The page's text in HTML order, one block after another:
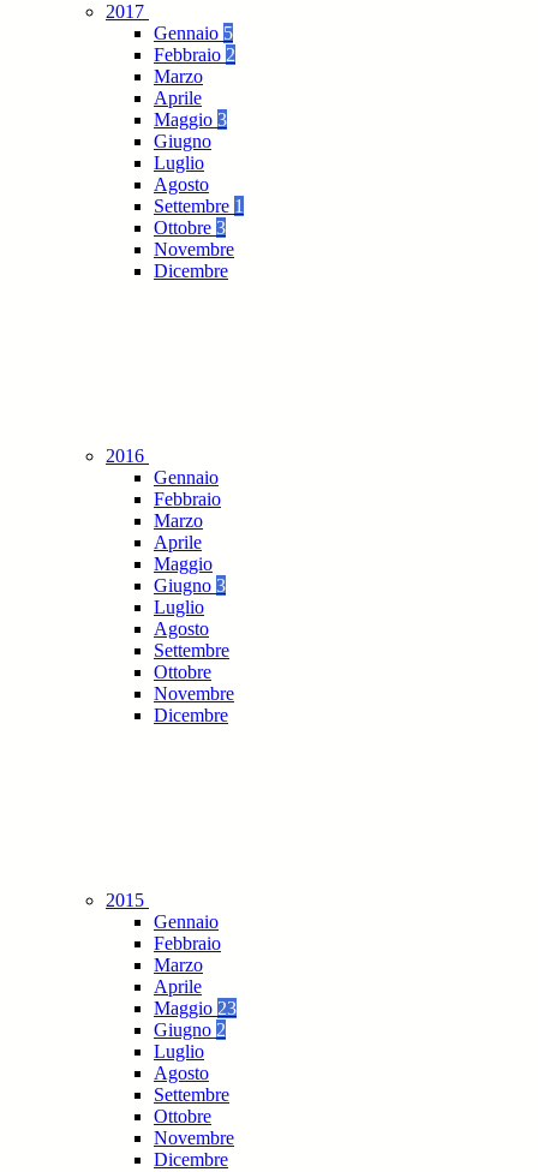
2017
Gennaio 5
Febbraio 2
Marzo
Aprile
Maggio 3
Giugno
Luglio
Agosto
Settembre 1
Ottobre 3
Novembre
Dicembre
2016
Gennaio
Febbraio
Marzo
Aprile
Maggio
Giugno 3
Luglio
Agosto
Settembre
Ottobre
Novembre
Dicembre
2015
Gennaio
Febbraio
Marzo
Aprile
Maggio 23
Giugno 2
Luglio
Agosto
Settembre
Ottobre
Novembre
Dicembre